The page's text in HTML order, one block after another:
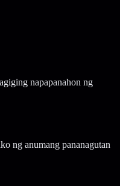
napapanahon ng
ng anumang pananagutan